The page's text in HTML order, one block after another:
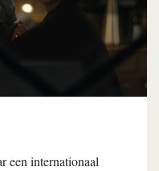
een internationaal